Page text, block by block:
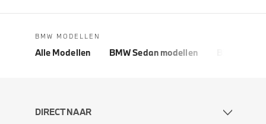
BMW MODELLEN
Alle Modellen BMW Sedan modellen
DIRECT NAAR